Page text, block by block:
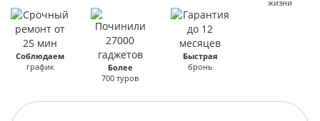
жизни
Соблюдаем
график
Более
700 туров
Быстрая
бронь